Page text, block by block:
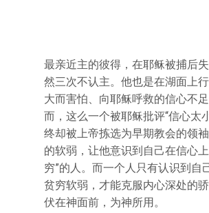
最亲近主的彼得，在耶稣被捕后
然三次不认主。他也是在湖面上
大而害怕、向耶稣呼救的信心不
而，这么一个被耶稣批评“信心太
终却被上帝拣选为早期教会的领
的软弱，让他意识到自己在信心
穷”的人。而一个人只有认识到自
贫穷软弱，才能克服内心深处的
伏在神面前，为神所用。